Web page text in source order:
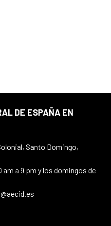
DE ESPAÑA EN
Santo Domingo,
a 9 pm y los domingos de